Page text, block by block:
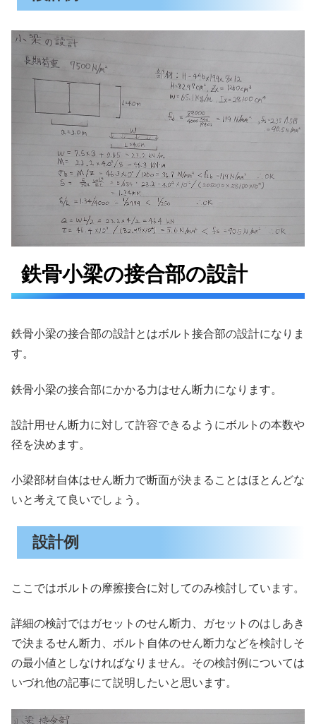
鉄骨小梁の接合部の設計
鉄骨小梁の接合部の設計とはボルト接合部の設計になりま
す。
鉄骨小梁の接合部にかかる力はせん断力になります。
設計用せん断力に対して許容できるようにボルトの本数や
径を決めます。
小梁部材自体はせん断力で断面が決まることはほとんどな
いと考えて良いでしょう。
設計例
ここではボルトの摩擦接合に対してのみ検討しています。
詳細の検討ではガセットのせん断力、ガセットのはしあき
で決まるせん断力、ボルト自体のせん断力などを検討しそ
の最小値としなければなりません。その検討例については
いづれ他の記事にて説明したいと思います。